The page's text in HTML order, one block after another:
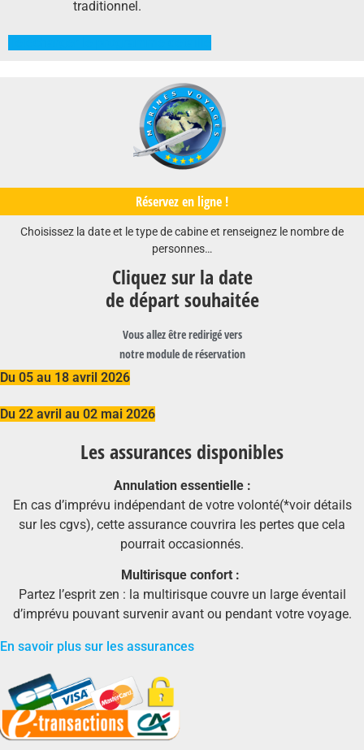
traditionnel.
Réservez en ligne !
Choisissez la date et le type de cabine et renseignez le nombre de
personnes…
Cliquez sur la date
de départ souhaitée
Vous allez être redirigé vers
notre module de réservation
Du 05 au 18 avril 2026
Du 22 avril au 02 mai 2026
Les assurances disponibles
Annulation essentielle :
En cas d’imprévu indépendant de votre volonté(*voir détails
sur les cgvs), cette assurance couvrira les pertes que cela
pourrait occasionnés.
Multirisque confort :
Partez l’esprit zen : la multirisque couvre un large éventail
d’imprévu pouvant survenir avant ou pendant votre voyage.
En savoir plus sur les assurances